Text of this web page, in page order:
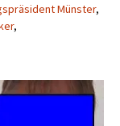
Münster,
,